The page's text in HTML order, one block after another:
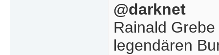
@darknet
Rainald
legendären